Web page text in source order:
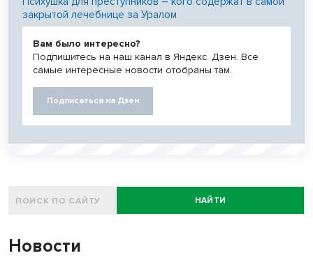
закрытой лечебнице за Уралом
Вам было интересно?
Подпишитесь на наш канал в Яндекс. Дзен. Все
самые интересные новости отобраны там.
Подписаться на Дзен
НАЙТИ
Новости